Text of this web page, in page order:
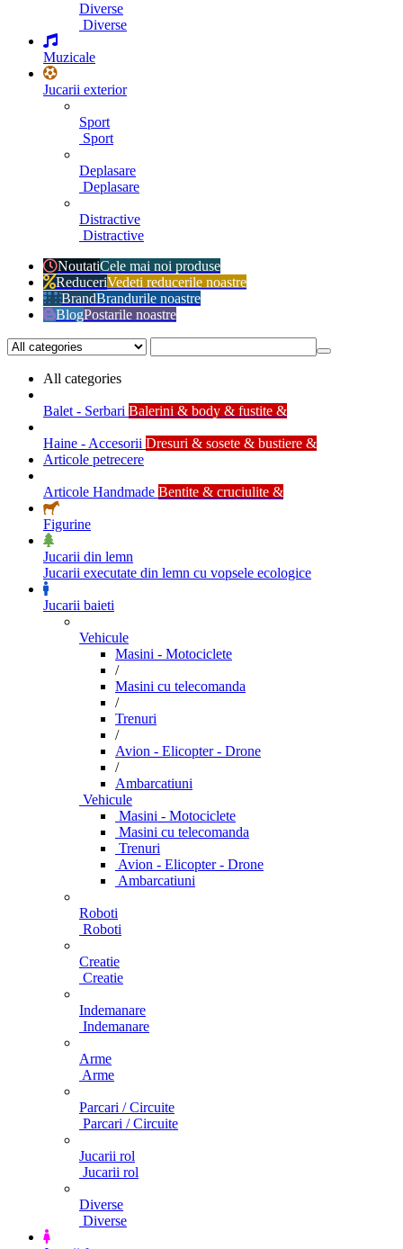
Diverse
Diverse
Muzicale
Jucarii exterior
Sport
Sport
Deplasare
Deplasare
Distractive
Distractive
NoutatiCele mai noi produse
ReduceriVedeti reducerile noastre
BrandBrandurile noastre
BlogPostarile noastre
All categories
Balet - Serbari Balerini & body & fustite &
Haine - Accesorii Dresuri & sosete & bustiere &
Articole petrecere
Articole Handmade Bentite & cruciulite &
Figurine
Jucarii din lemn
Jucarii executate din lemn cu vopsele ecologice
Jucarii baieti
Vehicule
Masini - Motociclete
/
Masini cu telecomanda
/
Trenuri
/
Avion - Elicopter - Drone
/
Ambarcatiuni
Vehicule
Masini - Motociclete
Masini cu telecomanda
Trenuri
Avion - Elicopter - Drone
Ambarcatiuni
Roboti
Roboti
Creatie
Creatie
Indemanare
Indemanare
Arme
Arme
Parcari / Circuite
Parcari / Circuite
Jucarii rol
Jucarii rol
Diverse
Diverse